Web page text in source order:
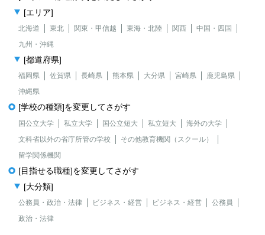
[エリア]
北海道 東北 関東・甲信越 東海・北陸 関西
中国・四国
九州・沖縄
[都道府県]
福岡県 佐賀県 長崎県 熊本県 大分県 宮崎県
鹿児島県
沖縄県
[学校の種類]を変更してさがす
国公立大学 私立大学 国公立短大 私立短大
海外の大学
文科省以外の省庁所管の学校
その他教育機関（スクール）
留学関係機関
[目指せる職種]を変更してさがす
[大分類]
公務員・政治・法律 ビジネス・経営 ビジネス・経営
公務員
政治・法律